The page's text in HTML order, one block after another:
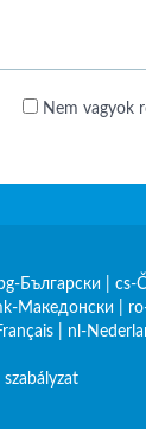
Nem vagyok
bg-Български cs-
Македонски
nl-